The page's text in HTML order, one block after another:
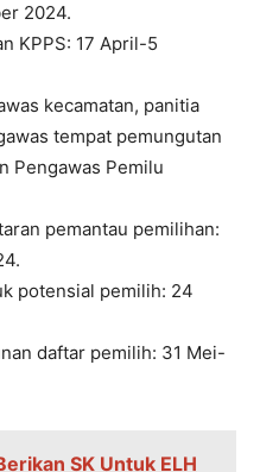
2024.
KPPS: 17 April-5
kecamatan, panitia
tempat pemungutan
Pengawas Pemilu
pemantau pemilihan:
potensial pemilih: 24
daftar pemilih: 31 Mei-
SK Untuk ELH